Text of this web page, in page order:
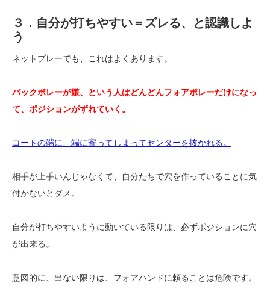
３．自分が打ちやすい＝ズレる、と認識しよ
う
ネットプレーでも、これはよくあります。
バックボレーが嫌、という人はどんどんフォアボレーだけになっ
て、ポジションがずれていく。
コートの端に、端に寄ってしまってセンターを抜かれる。
相手が上手いんじゃなくて、自分たちで穴を作っていることに気
付かないとダメ。
自分が打ちやすいように動いている限りは、必ずポジションに穴
が出来る。
意図的に、出ない限りは、フォアハンドに頼ることは危険です。